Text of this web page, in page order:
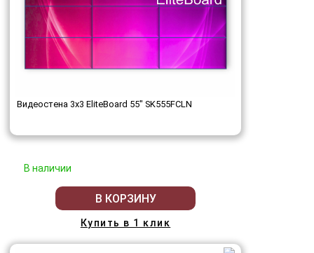
Видеостена 3x3 EliteBoard 55" SK555FCLN
В наличии
В КОРЗИНУ
Купить в 1 клик